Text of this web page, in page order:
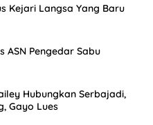
Kejari Langsa Yang Baru
ASN Pengedar Sabu
Hubungkan Serbajadi,
Gayo Lues